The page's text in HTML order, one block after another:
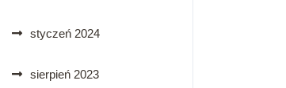
styczeń 2024
sierpień 2023